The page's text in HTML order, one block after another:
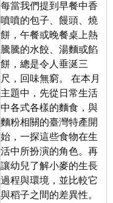
每當我們提到早餐中香
噴噴的包子、饅頭、燒
餅，午餐或晚餐桌上熱
騰騰的水餃、湯麵或餡
餅，總是令人垂涎三
尺，回味無窮。 在本月
主題中，先從日常生活
中各式各樣的麵食，與
麵粉相關的臺灣特產開
始，一探這些食物在生
活中所扮演的角色。再
讓幼兒了解小麥的生長
過程與環境，並比較它
與稻子之間的差異性。